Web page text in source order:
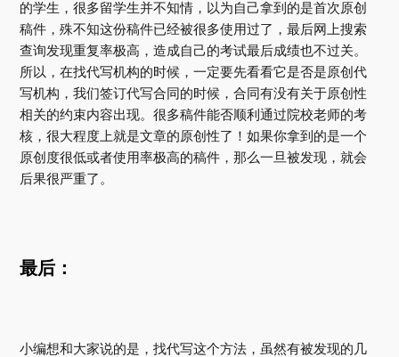
的学生，很多留学生并不知情，以为自己拿到的是首次原创
稿件，殊不知这份稿件已经被很多使用过了，最后网上搜索
查询发现重复率极高，造成自己的考试最后成绩也不过关。
所以，在找代写机构的时候，一定要先看看它是否是原创代
写机构，我们签订代写合同的时候，合同有没有关于原创性
相关的约束内容出现。很多稿件能否顺利通过院校老师的考
核，很大程度上就是文章的原创性了！如果你拿到的是一个
原创度很低或者使用率极高的稿件，那么一旦被发现，就会
后果很严重了。
最后：
小编想和大家说的是，找代写这个方法，虽然有被发现的几